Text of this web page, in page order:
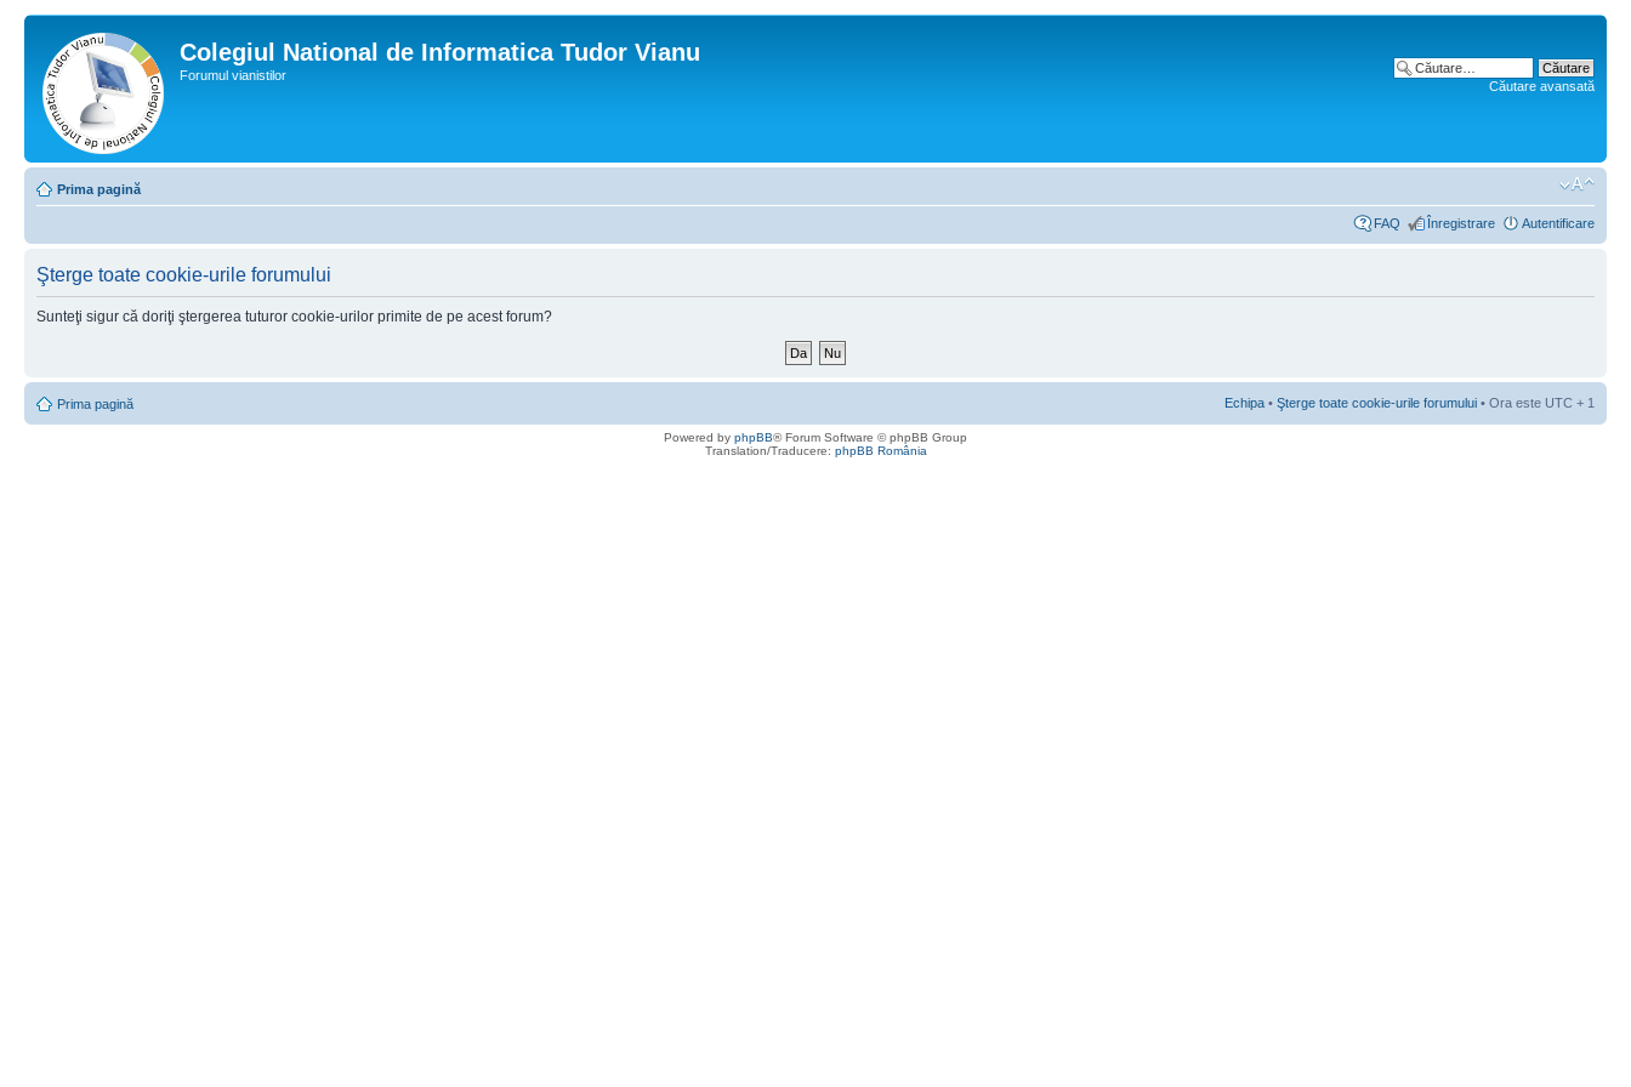
Colegiul National de Informatica Tudor Vianu
Forumul vianistilor
Căutare avansată
Prima pagină
FAQ Înregistrare Autentificare
Şterge toate cookie-urile forumului
Sunteţi sigur că doriţi ştergerea tuturor cookie-urilor primite de pe acest forum?
Prima pagină Echipa • Şterge toate cookie-urile forumului • Ora este UTC + 1
Powered by phpBB® Forum Software © phpBB Group
Translation/Traducere: phpBB România